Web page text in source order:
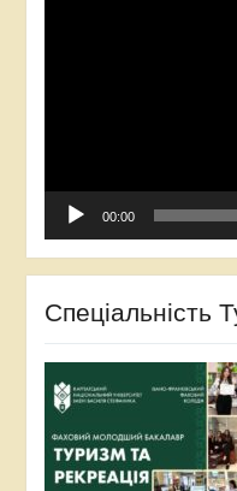
00:00
Спеціальність